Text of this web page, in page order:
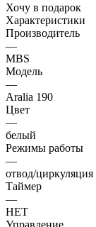
Хочу в подарок
Характеристики
Производитель
—
MBS
Модель
—
Aralia 190
Цвет
—
белый
Режимы работы
—
отвод/циркуляция
Таймер
—
НЕТ
Управление